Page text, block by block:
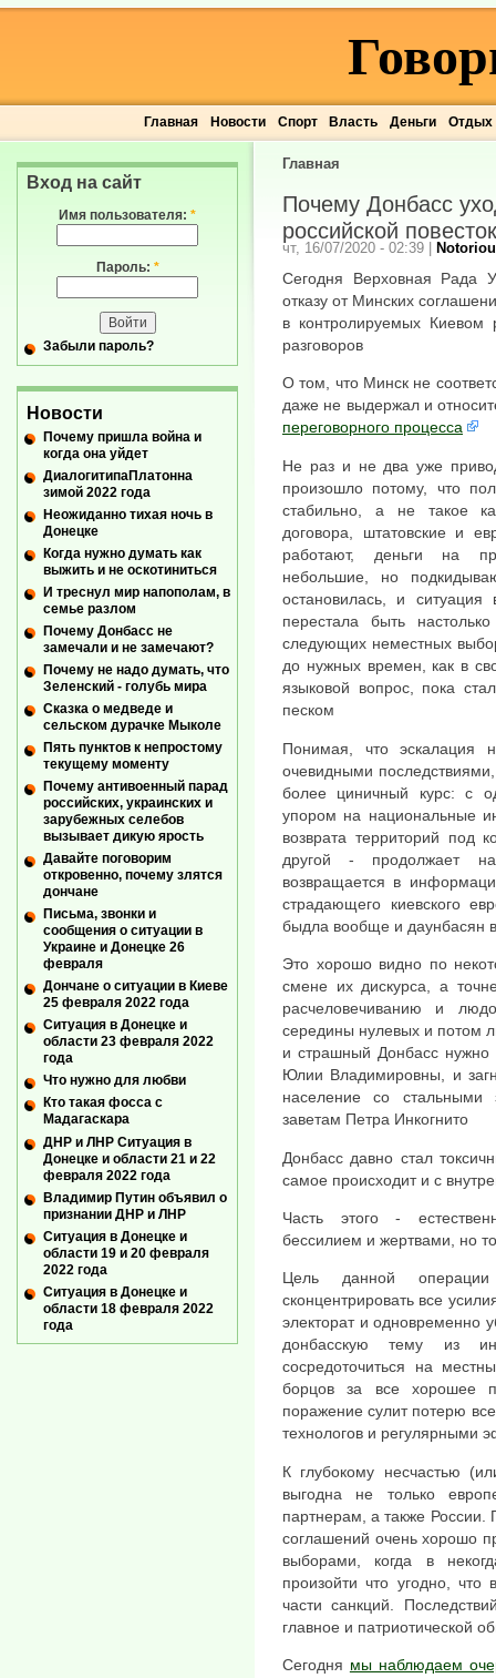
Главная Новости Спорт Власть Деньги Отдых
Главная
Почему Донбасс
российской повесток
чт, 16/07/2020 - 02:39 |
Сегодня Верховная Рада
отказу от Минских
в контролируемых Киевом
разговоров
О том, что Минск не
даже не выдержал и
переговорного процесса
Не раз и не два уже
произошло потому, что
стабильно, а не такое
договора, штатовские и
работают, деньги на
небольшие, но
остановилась, и
перестала быть
следующих неместных
до нужных времен, как в
языковой вопрос, пока
песком
Понимая, что эскалация
очевидными
более циничный курс: с
упором на национальные
возврата территорий под
другой - продолжает
возвращается в
страдающего киевского
быдла вообще и даунбасян в
Это хорошо видно по
смене их дискурса, а
расчеловечиванию и
середины нулевых и потом
и страшный Донбасс нужно
Юлии Владимировны, и
население со стальными
заветам Петра Инкогнито
Донбасс давно стал
самое происходит и с
Часть этого -
бессилием и жертвами, но
Цель данной
сконцентрировать все
электорат и одновременно
донбасскую тему из
сосредоточиться на
борцов за все хорошее
поражение сулит потерю
технологов и регулярными
К глубокому несчастью
выгодна не только
партнерам, а также России.
соглашений очень хорошо
выборами, когда в
произойти что угодно,
части санкций.
главное и патриотической
Сегодня мы наблюдаем
Вход на сайт
Имя пользователя: *
Пароль: *
Забыли пароль?
Новости
Почему пришла война и
когда она уйдет
ДиалогитипаПлатонна
зимой 2022 года
Неожиданно тихая ночь в
Донецке
Когда нужно думать как
выжить и не оскотиниться
И треснул мир напополам, в
семье разлом
Почему Донбасс не
замечали и не замечают?
Почему не надо думать, что
Зеленский - голубь мира
Сказка о медведе и
сельском дурачке Мыколе
Пять пунктов к непростому
текущему моменту
Почему антивоенный парад
российских, украинских и
зарубежных селебов
вызывает дикую ярость
Давайте поговорим
откровенно, почему злятся
дончане
Письма, звонки и
сообщения о ситуации в
Украине и Донецке 26
февраля
Дончане о ситуации в Киеве
25 февраля 2022 года
Ситуация в Донецке и
области 23 февраля 2022
года
Что нужно для любви
Кто такая фосса с
Мадагаскара
ДНР и ЛНР Ситуация в
Донецке и области 21 и 22
февраля 2022 года
Владимир Путин объявил о
признании ДНР и ЛНР
Ситуация в Донецке и
области 19 и 20 февраля
2022 года
Ситуация в Донецке и
области 18 февраля 2022
года